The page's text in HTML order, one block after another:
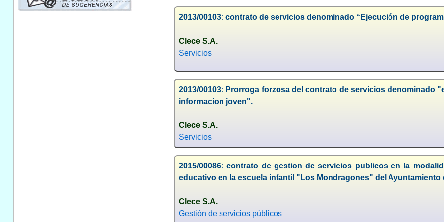
2013/00103: contrato de servicios denominado “Ejecución de
Clece S.A.
Servicios
2013/00103: Prorroga forzosa del contrato de servicios denominado
informacion joven".
Clece S.A.
Servicios
2015/00086: contrato de gestion de servicios publicos en la
educativo en la escuela infantil "Los Mondragones" del Ayuntamiento
Clece S.A.
Gestión de servicios públicos